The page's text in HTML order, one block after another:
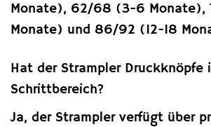
Monate), 62/68 (3-6 Monate),
Monate) und 86/92 (12-18
Hat der Strampler Druckknöpfe
Schrittbereich?
Ja, der Strampler verfügt über